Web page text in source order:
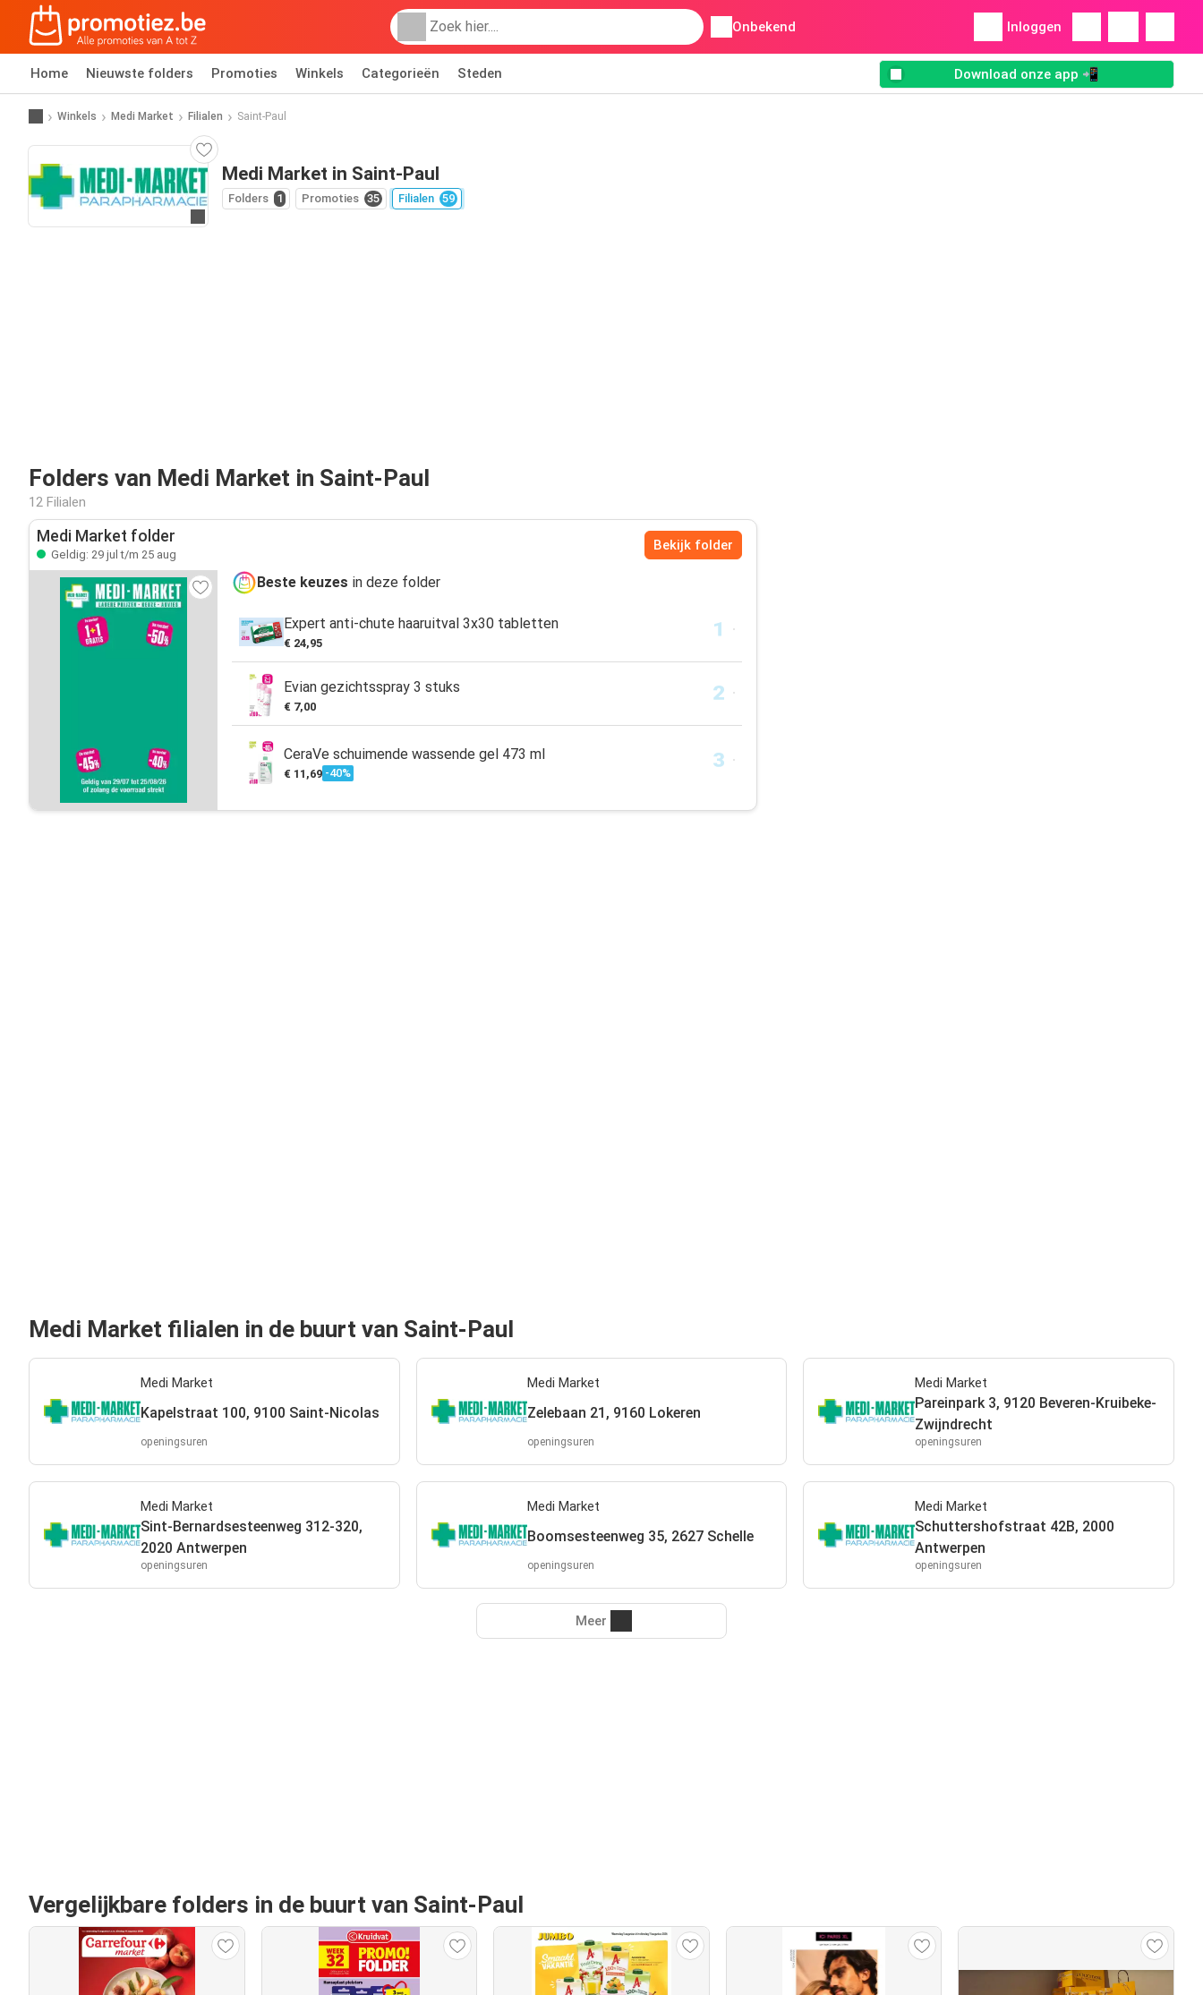
Onbekend Inloggen
Home Nieuwste folders Promoties Winkels Categorieën Steden Download onze app 📲
Winkels Medi Market Filialen Saint-Paul
Medi Market in Saint-Paul
Folders 1 Promoties 35 Filialen 59
Folders van Medi Market in Saint-Paul
12 Filialen
Medi Market folder
Geldig: 29 jul t/m 25 aug
Bekijk folder
Beste keuzes in deze folder
Expert anti-chute haaruitval 3x30 tabletten
€ 24,95
Evian gezichtsspray 3 stuks
€ 7,00
CeraVe schuimende wassende gel 473 ml
€ 11,69 -40%
Medi Market filialen in de buurt van Saint-Paul
Medi Market
Kapelstraat 100, 9100 Saint-Nicolas
openingsuren
Medi Market
Zelebaan 21, 9160 Lokeren
openingsuren
Medi Market
Pareinpark 3, 9120 Beveren-Kruibeke-
Zwijndrecht
openingsuren
Medi Market
Sint-Bernardsesteenweg 312-320,
2020 Antwerpen
openingsuren
Medi Market
Boomsesteenweg 35, 2627 Schelle
openingsuren
Medi Market
Schuttershofstraat 42B, 2000
Antwerpen
openingsuren
Meer
Vergelijkbare folders in de buurt van Saint-Paul